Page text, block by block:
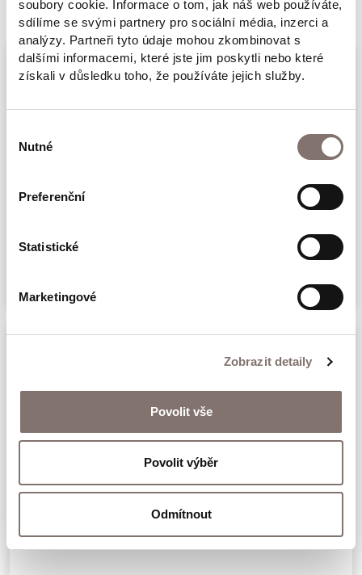
soubory cookie. Informace o tom, jak náš web používáte,
sdílíme se svými partnery pro sociální média, inzerci a
analýzy. Partneři tyto údaje mohou zkombinovat s
dalšími informacemi, které jste jim poskytli nebo které
získali v důsledku toho, že používáte jejich služby.
souhlasu
Nutné
Preferenční
Statistické
Marketingové
Zobrazit detaily
Povolit vše
Povolit výběr
Odmítnout
nabízejí působivý pohled do zákoutí určujících
rozhovorů, do myslí jednotlivých aktérů, na
chvíle jejich pochybností, konfliktů, odvahy i
rozhodných kroků.
Nicky & Věra
395 Kč